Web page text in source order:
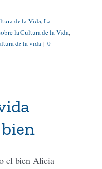
de la Vida, La
la Cultura de la Vida,
de la vida | 0
el bien Alicia